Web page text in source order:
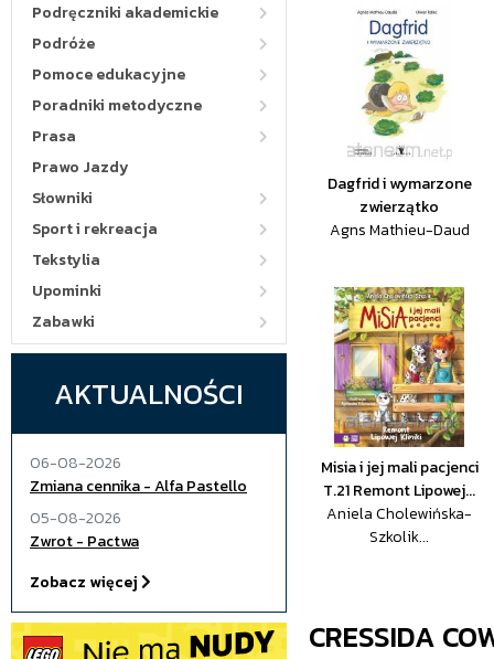
Podręczniki akademickie
Podróże
Pomoce edukacyjne
Poradniki metodyczne
Prasa
Prawo Jazdy
Słowniki
Sport i rekreacja
Tekstylia
Upominki
Zabawki
AKTUALNOŚCI
06-08-2026
Zmiana cennika - Alfa Pastello
05-08-2026
Zwrot - Pactwa
Zobacz więcej
Dagfrid i wymarzone
zwierzątko
Agns Mathieu-Daud
Misia i jej mali pacjenci
T.21 Remont Lipowej...
Aniela Cholewińska-
Szkolik...
CRESSIDA